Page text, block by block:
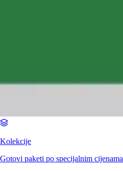
Kolekcije
Gotovi paketi po specijalnim cijenama